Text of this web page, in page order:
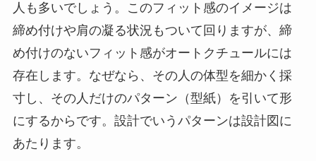
人も多いでしょう。このフィット感のイメージは
締め付けや肩の凝る状況もついて回りますが、締
め付けのないフィット感がオートクチュールには
存在します。なぜなら、その人の体型を細かく採
寸し、その人だけのパターン（型紙）を引いて形
にするからです。設計でいうパターンは設計図に
あたります。